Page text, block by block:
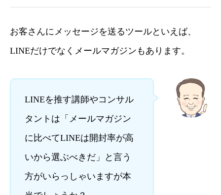
お客さんにメッセージを送るツールといえば、
LINEだけでなくメールマガジンもあります。
LINEを推す講師やコンサル
タントは「メールマガジン
に比べてLINEは開封率が高
いから選ぶべきだ」と言う
方がいらっしゃいますが本